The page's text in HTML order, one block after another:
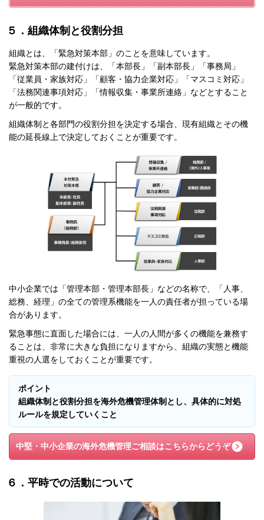
５．組織体制と役割分担
組織とは、「緊急対策本部」のことを意味しています。
緊急対策本部の建付けは、「本部長」「副本部長」「事務局」
「従業員・家族対応」「顧客・協力企業対応」「マスコミ対応」
「法務関連事項対応」「情報収集・事業所連絡」などとすること
が一般的です。
組織体制と各部門の役割分担を決定する場合、現有組織とその機
能の延長線上で決定しておくことが重要です。
中小企業では「管理本部・管理本部長」などの名称で、「人事、
総務、経理」の全ての管理系機能を一人の責任者が担っている場
合があります。
緊急事態に直面した場合には、一人の人間が多くの機能を兼務す
ることは、非常に大きな負担になりますから、組織の実態と機能
重視の人選をしておくことが重要です。
ポイント
組織体制と役割分担を海外危機管理体制とし、具体的に対処
ルールを規定していくこと
中堅・中小企業の海外危機管理ご相談はこちらからどうぞ
６．平時での活動について